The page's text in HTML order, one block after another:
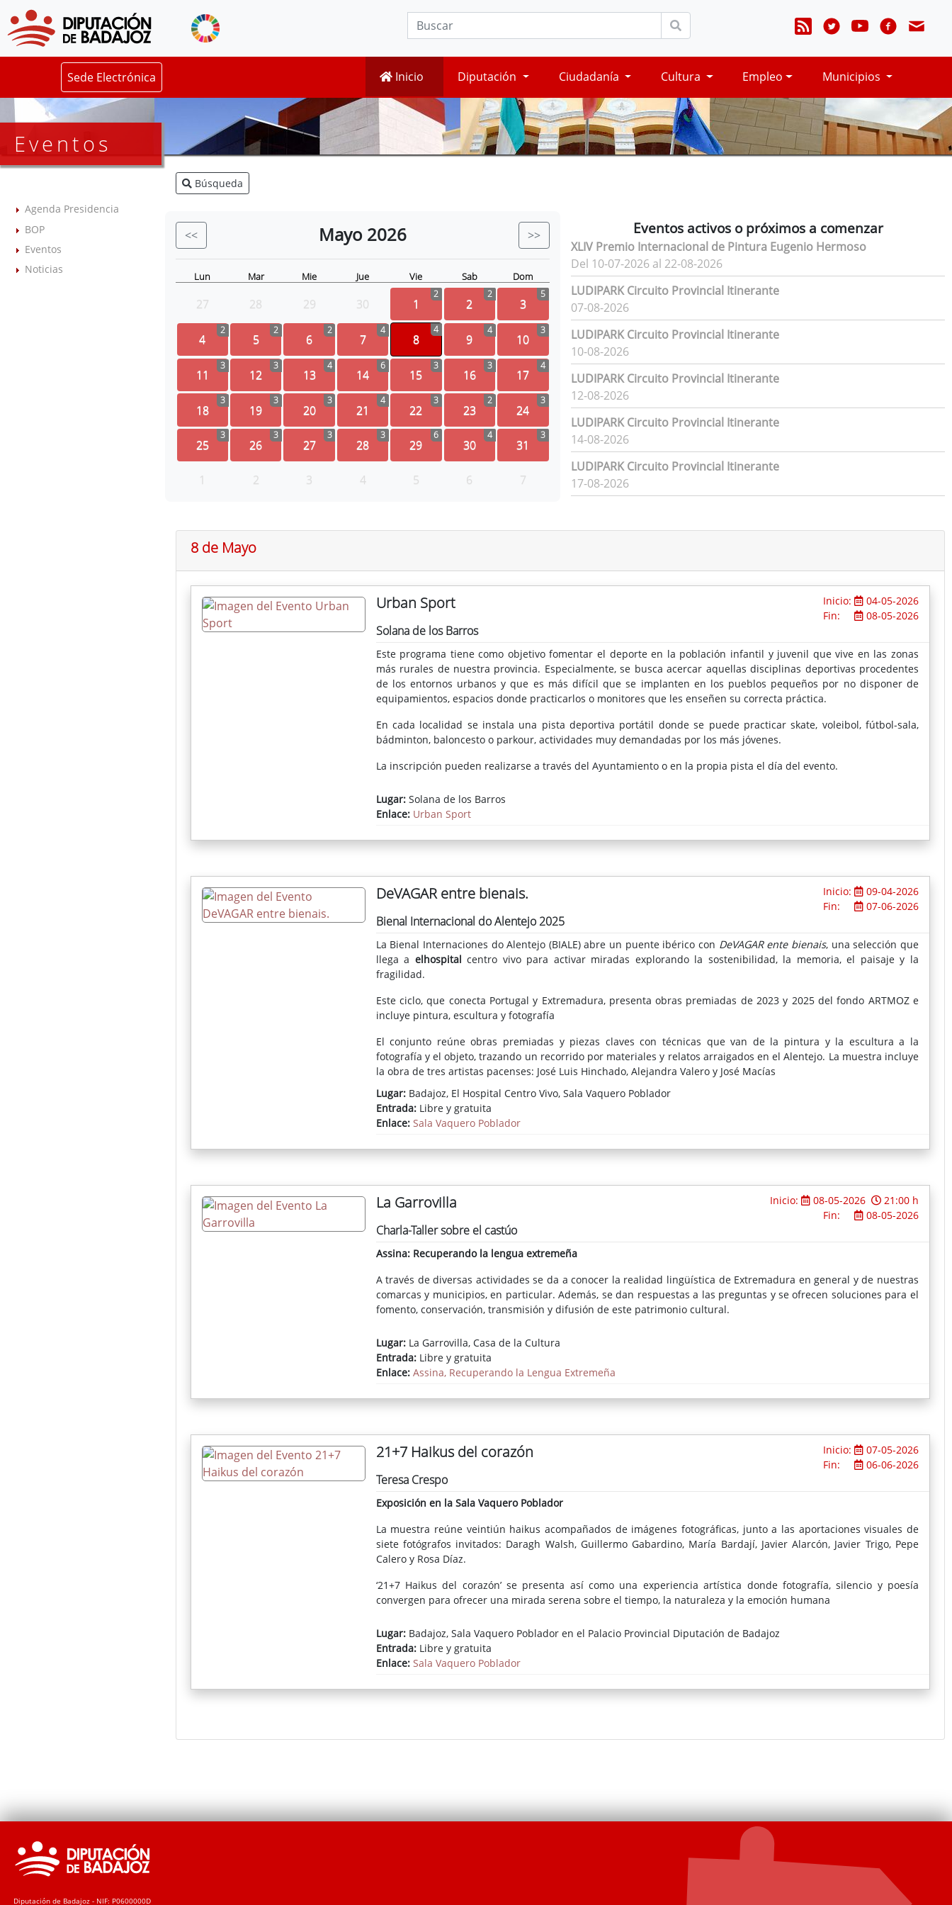
Sede Electrónica Inicio Diputación Ciudadanía Cultura Empleo Municipios
Eventos
Agenda Presidencia
BOP
Eventos
Noticias
Búsqueda
<< Mayo 2026 >>
Lun Mar Mie Jue Vie Sab Dom
27 28 29 30 1
2
2
2
3
5
4
2
5
2
6
2
7
4
8
4
9
4
10
3
11
3
12
3
13
4
14
6
15
3
16
3
17
4
18
3
19
3
20
3
21
4
22
3
23
2
24
3
25
3
26
3
27
3
28
3
29
6
30
4
31
3
1 2 3 4 5 6 7
Eventos activos o próximos a comenzar
XLIV Premio Internacional de Pintura Eugenio Hermoso
Del 10-07-2026 al 22-08-2026
LUDIPARK Circuito Provincial Itinerante
07-08-2026
LUDIPARK Circuito Provincial Itinerante
10-08-2026
LUDIPARK Circuito Provincial Itinerante
12-08-2026
LUDIPARK Circuito Provincial Itinerante
14-08-2026
LUDIPARK Circuito Provincial Itinerante
17-08-2026
8 de Mayo
Urban Sport Inicio:
04-05-2026
Fin:
08-05-2026
Solana de los Barros
Este programa tiene como objetivo fomentar el deporte en la población infantil y juvenil que vive en las zonas
más rurales de nuestra provincia. Especialmente, se busca acercar aquellas disciplinas deportivas procedentes
de los entornos urbanos y que es más difícil que se implanten en los pueblos pequeños por no disponer de
equipamientos, espacios donde practicarlos o monitores que les enseñen su correcta práctica.
En cada localidad se instala una pista deportiva portátil donde se puede practicar skate, voleibol, fútbol-sala,
bádminton, baloncesto o parkour, actividades muy demandadas por los más jóvenes.
La inscripción pueden realizarse a través del Ayuntamiento o en la propia pista el día del evento.
Lugar:Solana de los Barros
Enlace: Urban Sport
DeVAGAR entre bienais. Inicio:
09-04-2026
Fin:
07-06-2026
Bienal Internacional do Alentejo 2025
La Bienal Internaciones do Alentejo (BIALE) abre un puente ibérico con DeVAGAR ente bienais, una selección que
llega a elhospitalcentro vivo para activar miradas explorando la sostenibilidad, la memoria, el paisaje y la
fragilidad.
Este ciclo, que conecta Portugal y Extremadura, presenta obras premiadas de 2023 y 2025 del fondo ARTMOZ e
incluye pintura, escultura y fotografía
El conjunto reúne obras premiadas y piezas claves con técnicas que van de la pintura y la escultura a la
fotografía y el objeto, trazando un recorrido por materiales y relatos arraigados en el Alentejo. La muestra incluye
la obra de tres artistas pacenses: José Luis Hinchado, Alejandra Valero y José Macías
“DeVAGAR” propone precisamente mirar despacio, escuchar al territorio y reconocer en él sus cicatrices y
transformaciones.
Lugar:Badajoz, El Hospital Centro Vivo, Sala Vaquero Poblador
Entrada:Libre y gratuita
Enlace: Sala Vaquero Poblador
La Garrovilla Inicio: 08-05-2026
21:00 h
Fin:
08-05-2026
Charla-Taller sobre el castúo
Assina: Recuperando la lengua extremeña
A través de diversas actividades se da a conocer la realidad lingüística de Extremadura en general y de nuestras
comarcas y municipios, en particular. Además, se dan respuestas a las preguntas y se ofrecen soluciones para el
fomento, conservación, transmisión y difusión de este patrimonio cultural.
Lugar:La Garrovilla, Casa de la Cultura
Entrada:Libre y gratuita
Enlace: Assina, Recuperando la Lengua Extremeña
21+7 Haikus del corazón Inicio:
07-05-2026
Fin:
06-06-2026
Teresa Crespo
Exposición en la Sala Vaquero Poblador
La muestra reúne veintiún haikus acompañados de imágenes fotográficas, junto a las aportaciones visuales de
siete fotógrafos invitados: Daragh Walsh, Guillermo Gabardino, María Bardají, Javier Alarcón, Javier Trigo, Pepe
Calero y Rosa Díaz.
‘21+7 Haikus del corazón’ se presenta así como una experiencia artística donde fotografía, silencio y poesía
convergen para ofrecer una mirada serena sobre el tiempo, la naturaleza y la emoción humana
Lugar:Badajoz, Sala Vaquero Poblador en el Palacio Provincial Diputación de Badajoz
Entrada:Libre y gratuita
Enlace: Sala Vaquero Poblador
Diputación de Badajoz - NIF: P0600000D